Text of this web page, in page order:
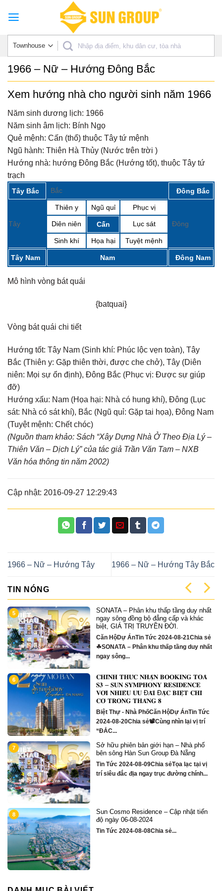
1966 – Nữ – Hướng Đông Bắc
Xem hướng nhà cho người sinh năm 1966
Năm sinh dương lịch: 1966
Năm sinh âm lịch: Bính Ngọ
Quẻ mệnh: Cấn (thổ) thuộc Tây tứ mệnh
Ngũ hành: Thiên Hà Thủy (Nước trên trời )
Hướng nhà: hướng Đông Bắc (Hướng tốt), thuộc Tây tứ
trạch
Tây Bắc Bắc Đông Bắc
Tây
Thiên y Ngũ quỉ Phục vị
Đông
Diên niên Cấn Lục sát
Sinh khí Họa hại Tuyệt mệnh
Tây Nam Nam Đông Nam
Mô hình vòng bát quái
{batquai}
Vòng bát quái chi tiết
Hướng tốt: Tây Nam (Sinh khí: Phúc lộc vẹn toàn), Tây
Bắc (Thiên y: Gặp thiên thời, được che chở), Tây (Diên
niên: Mọi sự ổn định), Đông Bắc (Phục vị: Được sự giúp
đỡ)
Hướng xấu: Nam (Họa hại: Nhà có hung khí), Đông (Lục
sát: Nhà có sát khí), Bắc (Ngũ quỉ: Gặp tai họa), Đông Nam
(Tuyệt mệnh: Chết chóc)
(Nguồn tham khảo: Sách “Xây Dựng Nhà Ở Theo Địa Lý –
Thiên Văn – Dịch Lý” của tác giả Trần Văn Tam – NXB
Văn hóa thông tin năm 2002)
Cập nhật: 2016-09-27 12:29:43
1966 – Nữ – Hướng Tây 1966 – Nữ – Hướng Tây Bắc
TIN NÓNG
5
SONATA – Phân khu thấp tầng duy nhất
ngay sông đồng bộ đẳng cấp và khác
biệt, GIÁ TRỊ TRUYỀN ĐỜI.
Căn HộDự ÁnTin Tức 2024-08-21Chia sẻ
☘SONATA – Phân khu thấp tầng duy nhất
ngay sông...
6
𝐂𝐇𝐈́𝐍𝐇 𝐓𝐇𝐔̛́𝐂 𝐍𝐇𝐀̣̂𝐍 𝐁𝐎𝐎𝐊𝐈𝐍𝐆 𝐓𝐎𝐀̀
𝐒𝟑 – 𝐒𝐔𝐍 𝐒𝐘𝐌𝐏𝐇𝐎𝐍𝐘 𝐑𝐄𝐒𝐈𝐃𝐄𝐍𝐂𝐄
𝐕𝐎̛́𝐈 𝐍𝐇𝐈𝐄̂̀𝐔 𝐔̛𝐔 Đ𝐀̃𝐈 Đ𝐀̣̆𝐂 𝐁𝐈𝐄̣̂𝐓 𝐂𝐇𝐈̉
𝐂𝐎́ 𝐓𝐑𝐎𝐍𝐆 𝐓𝐇𝐀́𝐍𝐆 𝟖
Biệt Thự - Nhà PhốCăn HộDự ÁnTin Tức
2024-08-20Chia sẻ📽Cùng nhìn lại vị trí
“ĐẮC...
7
Sở hữu phiên bản giới hạn – Nhà phố
bên sông Hàn Sun Group Đà Nẵng
Tin Tức 2024-08-09Chia sẻTọa lạc tại vị
trí siêu đắc địa ngay trục đường chính...
8
Sun Cosmo Residence – Cập nhật tiến
độ ngày 06-08-2024
Tin Tức 2024-08-08Chia sẻ...